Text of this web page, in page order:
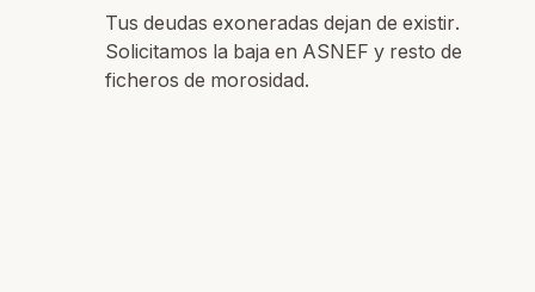
Tus deudas exoneradas dejan de existir.
Solicitamos la baja en ASNEF y resto de
ficheros de morosidad.